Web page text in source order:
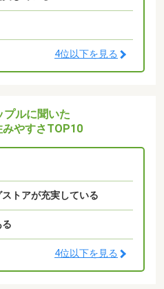
4位以下を見る
プルに聞いた
やすさTOP10
トアが充実している
4位以下を見る